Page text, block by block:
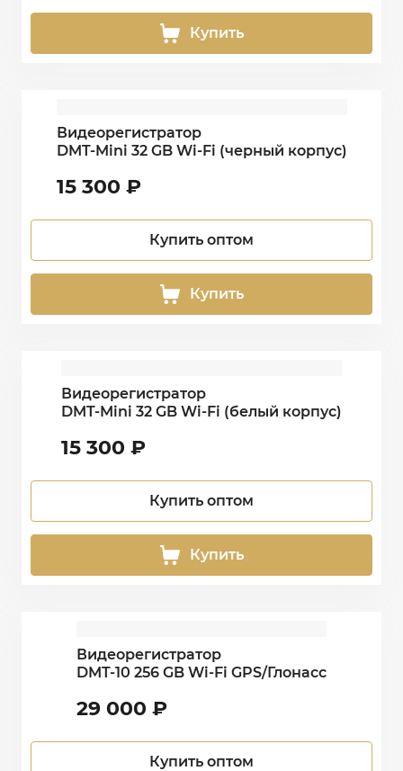
Купить
Видеорегистратор
DMT-Mini 32 GB Wi-Fi (черный корпус)
15 300 ₽
Купить оптом
Купить
Видеорегистратор
DMT-Mini 32 GB Wi-Fi (белый корпус)
15 300 ₽
Купить оптом
Купить
Видеорегистратор
DMT-10 256 GB Wi-Fi GPS/Глонасс
29 000 ₽
Купить оптом